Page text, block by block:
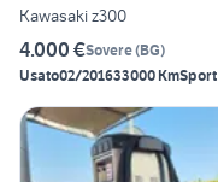
Kawasaki z300
4.000 €Sovere(BG)
Usato02/201633000 KmSport